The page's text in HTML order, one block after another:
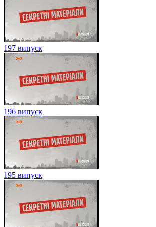
197 випуск
196 випуск
195 випуск